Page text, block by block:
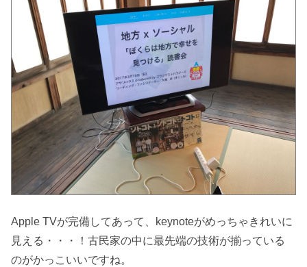
Apple TVが完備してあって、keynoteがめっちゃきれいに
見える・・・！古民家の中に最先端の技術が揃っている
のがかっこいいですね。